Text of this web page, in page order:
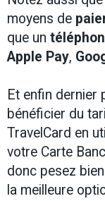
moyens de
que un
Apple Pay,
Et enfin dernier
bénéficier du
TravelCard en
votre Carte
donc pesez
la meilleure